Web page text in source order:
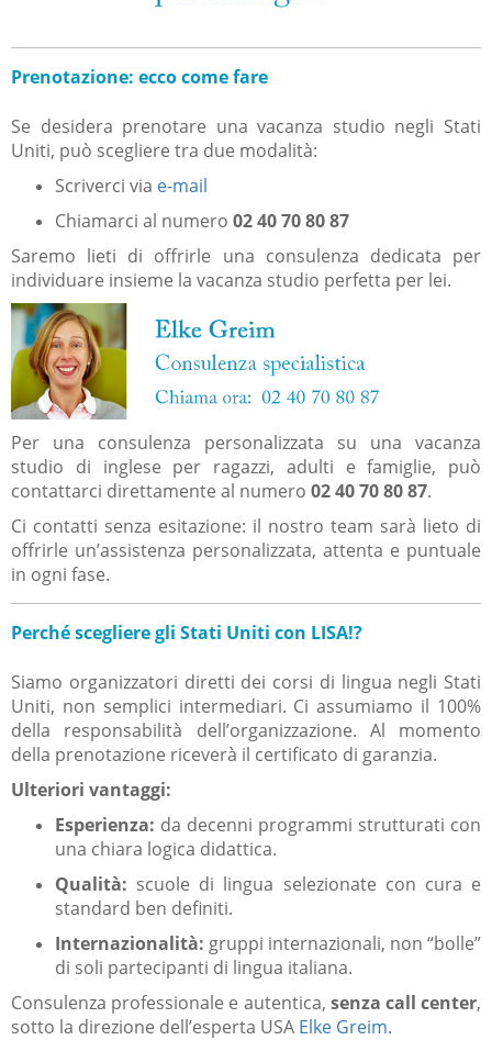
Prenotazione: ecco come fare
Se desidera prenotare una vacanza studio negli Stati
Uniti, può scegliere tra due modalità:
Scriverci via e-mail
Chiamarci al numero 02 40 70 80 87
Saremo lieti di offrirle una consulenza dedicata per
individuare insieme la vacanza studio perfetta per lei.
Per una consulenza personalizzata su una vacanza
studio di inglese per ragazzi, adulti e famiglie, può
contattarci direttamente al numero 02 40 70 80 87.
Ci contatti senza esitazione: il nostro team sarà lieto di
offrirle un’assistenza personalizzata, attenta e puntuale
in ogni fase.
Perché scegliere gli Stati Uniti con LISA!?
Siamo organizzatori diretti dei corsi di lingua negli Stati
Uniti, non semplici intermediari. Ci assumiamo il 100%
della responsabilità dell’organizzazione. Al momento
della prenotazione riceverà il certificato di garanzia.
Ulteriori vantaggi:
Esperienza: da decenni programmi strutturati con
una chiara logica didattica.
Qualità: scuole di lingua selezionate con cura e
standard ben definiti.
Internazionalità: gruppi internazionali, non “bolle”
di soli partecipanti di lingua italiana.
Consulenza professionale e autentica, senza call center,
sotto la direzione dell’esperta USA Elke Greim.